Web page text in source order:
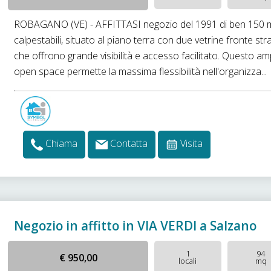
ROBAGANO (VE) - AFFITTASI negozio del 1991 di ben 150
calpestabili, situato al piano terra con due vetrine fronte
che offrono grande visibilità e accesso facilitato. Questo
open space permette la massima flessibilità nell'organizza...
Chiama Contatta Visita
Negozio in affitto in VIA VERDI a Salzano
€ 950,00 1
locali
94
mq